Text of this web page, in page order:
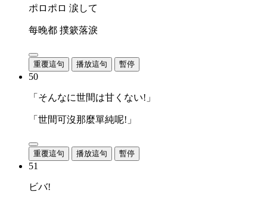
ポロポロ 涙して
每晚都 撲簌落淚
重覆這句 播放這句 暫停
50
「そんなに世間は甘くない!」
「世間可沒那麼單純呢!」
重覆這句 播放這句 暫停
51
ビバ!